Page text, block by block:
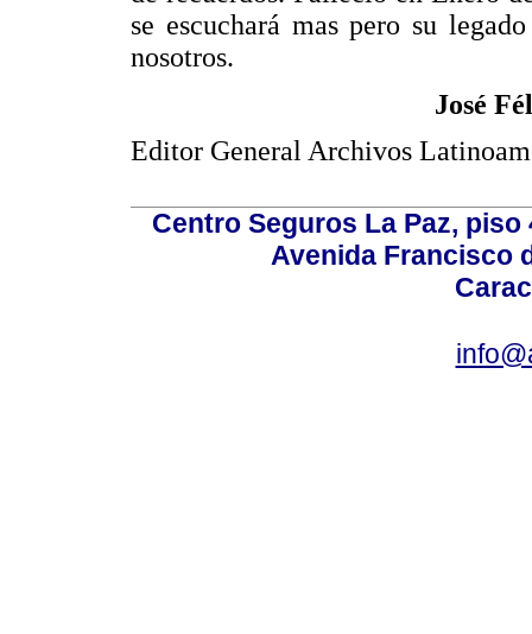
se escuchará mas pero su
nosotros.
José
Editor General Archivos
Centro Seguros La Paz,
Avenida Francisco